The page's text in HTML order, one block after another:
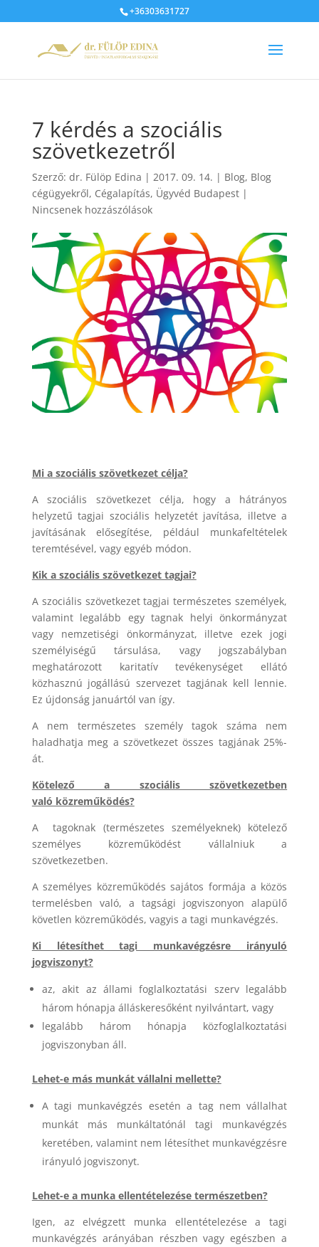
+36303631727
7 kérdés a szociális
szövetkezetről
Szerző: dr. Fülöp Edina | 2017. 09. 14. | Blog, Blog
cégügyekről, Cégalapítás, Ügyvéd Budapest|
Nincsenek hozzászólások
Mi a szociális szövetkezet célja?
A szociális szövetkezet célja, hogy a hátrányos
helyzetű tagjai szociális helyzetét javítása, illetve a
javításának elősegítése, például munkafeltételek
teremtésével, vagy egyéb módon.
Kik a szociális szövetkezet tagjai?
A szociális szövetkezet tagjai természetes személyek,
valamint legalább egy tagnak helyi önkormányzat
vagy nemzetiségi önkormányzat, illetve ezek jogi
személyiségű társulása, vagy jogszabályban
meghatározott karitatív tevékenységet ellátó
közhasznú jogállású szervezet tagjának kell lennie.
Ez újdonság januártól van így.
A nem természetes személy tagok száma nem
haladhatja meg a szövetkezet összes tagjának 25%-
át.
Kötelező a szociális szövetkezetben
való közreműködés?
A tagoknak (természetes személyeknek) kötelező
személyes közreműködést vállalniuk a
szövetkezetben.
A személyes közreműködés sajátos formája a közös
termelésben való, a tagsági jogviszonyon alapülő
követlen közreműködés, vagyis a tagi munkavégzés.
Ki létesíthet tagi munkavégzésre irányuló
jogviszonyt?
az, akit az állami foglalkoztatási szerv legalább
három hónapja álláskeresőként nyilvántart, vagy
legalább három hónapja közfoglalkoztatási
jogviszonyban áll.
Lehet-e más munkát vállalni mellette?
A tagi munkavégzés esetén a tag nem vállalhat
munkát más munkáltatónál tagi munkavégzés
keretében, valamint nem létesíthet munkavégzésre
irányuló jogviszonyt.
Lehet-e a munka ellentételezése természetben?
Igen, az elvégzett munka ellentételezése a tagi
munkavégzés arányában részben vagy egészben a